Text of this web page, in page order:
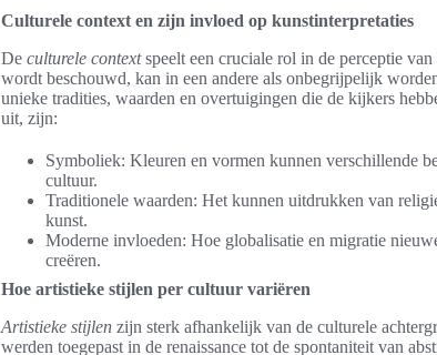
Culturele context en zijn invloed op kunstinterpretaties
De culturele contextspeelt een cruciale rol in de perceptie
wordt beschouwd, kan in een andere als onbegrijpelijk
unieke tradities, waarden en overtuigingen die de kijkers
uit, zijn:
Symboliek: Kleuren en vormen kunnen verschillende
cultuur.
Traditionele waarden: Het kunnen uitdrukken van
kunst.
Moderne invloeden: Hoe globalisatie en migratie
creëren.
Hoe artistieke stijlen per cultuur variëren
Artistieke stijlen zijn sterk afhankelijk van de culturele
werden toegepast in de renaissance tot de spontaniteit van